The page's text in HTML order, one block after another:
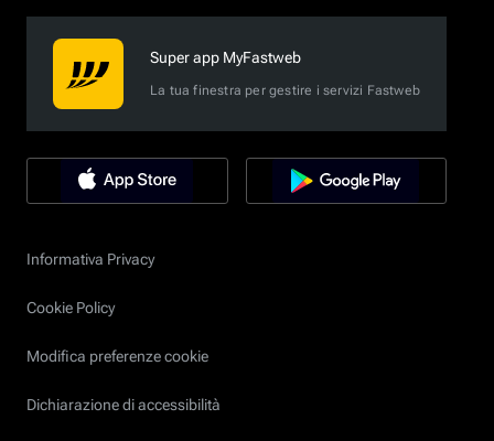
Super app MyFastweb
La tua finestra per gestire i servizi Fastweb
Informativa Privacy
Cookie Policy
Modifica preferenze cookie
Dichiarazione di accessibilità